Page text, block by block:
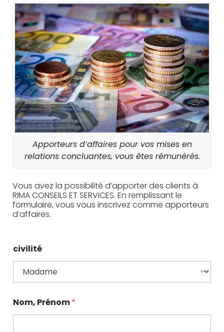
Apporteurs d’affaires pour vos mises en
relations concluantes, vous êtes rémunérés.
Vous avez la possibilité d’apporter des clients à
RIMA CONSEILS ET SERVICES. En remplissant le
formulaire, vous vous inscrivez comme apporteurs
d’affaires.
civilité
Nom, Prénom*